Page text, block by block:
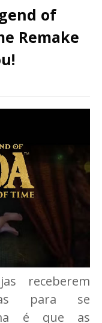
of
Remake
receberem
para se
é que as